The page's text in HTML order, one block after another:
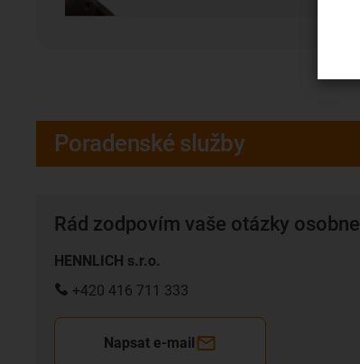
Poradenské služby
Rád zodpovím vaše otázky osobne
HENNLICH s.r.o.
+420 416 711 333
Napsat e-mail